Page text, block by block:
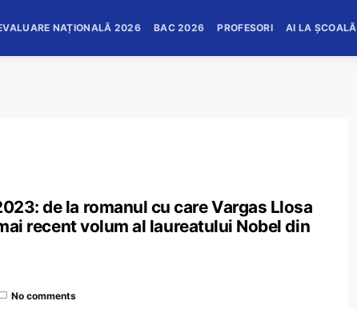
NAȚIONALĂ 2026 BAC 2026 PROFESORI AI LA ȘCOALĂ
de la romanul cu care Vargas Llosa
recent volum al laureatului Nobel din
No comments